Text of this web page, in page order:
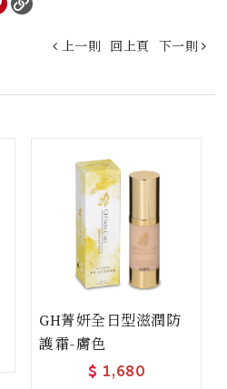
上一則 回上頁 下一則
GH菁妍全日型滋潤防
護霜-膚色
$ 1,680